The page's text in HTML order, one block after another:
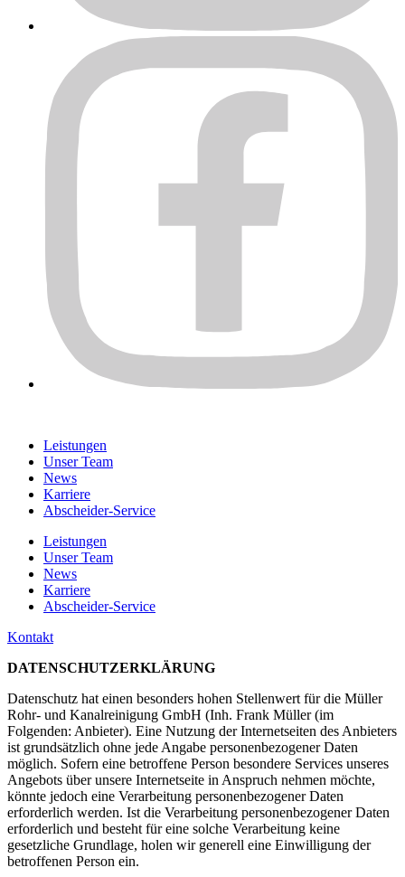
Leistungen
Unser Team
News
Karriere
Abscheider-Service
Leistungen
Unser Team
News
Karriere
Abscheider-Service
Kontakt
DATENSCHUTZERKLÄRUNG
Datenschutz hat einen besonders hohen Stellenwert für die Müller
Rohr- und Kanalreinigung GmbH (Inh. Frank Müller (im
Folgenden: Anbieter). Eine Nutzung der Internetseiten des Anbieters
ist grundsätzlich ohne jede Angabe personenbezogener Daten
möglich. Sofern eine betroffene Person besondere Services unseres
Angebots über unsere Internetseite in Anspruch nehmen möchte,
könnte jedoch eine Verarbeitung personenbezogener Daten
erforderlich werden. Ist die Verarbeitung personenbezogener Daten
erforderlich und besteht für eine solche Verarbeitung keine
gesetzliche Grundlage, holen wir generell eine Einwilligung der
betroffenen Person ein.